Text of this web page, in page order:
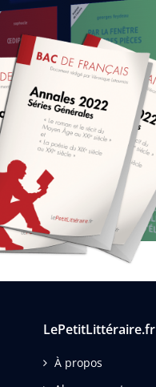
LePetitLittéraire.fr
À propos